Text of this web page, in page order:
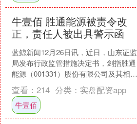
牛壹佰 胜通能源被责令改
正，责任人被出具警示函
蓝鲸新闻12月26日讯，近日，山东证监
局发布行政监管措施决定书，剑指胜通
能源（001331）股份有限公司及其相关
责任人。 决定书显示，胜通能源股份有
限公司202....
查看： 214 分类： 实盘配资app
牛壹佰